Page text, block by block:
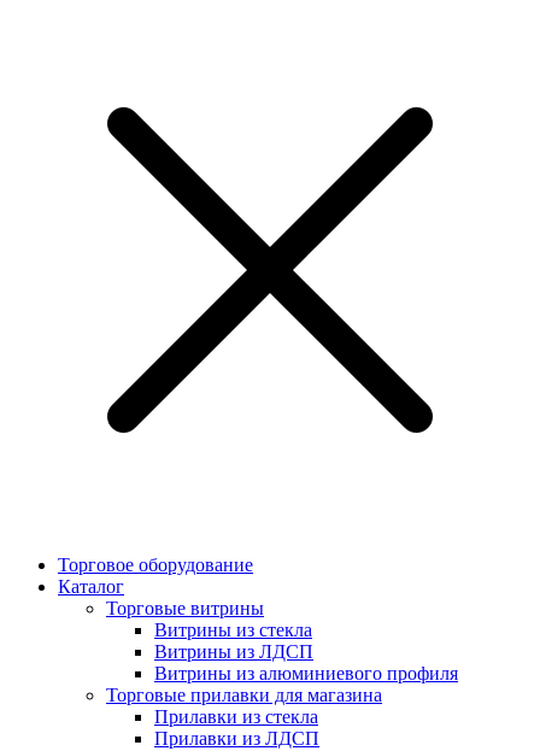
Торговое оборудование
Каталог
Торговые витрины
Витрины из cтекла
Витрины из ЛДСП
Витрины из алюминиевого профиля
Торговые прилавки для магазина
Прилавки из стекла
Прилавки из ЛДСП